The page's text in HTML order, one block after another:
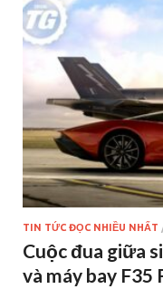
TIN TỨC ĐỌC NHIỀU NHẤT
Cuộc đua giữa
và máy bay F35